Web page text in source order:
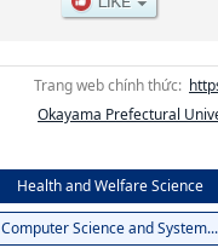
Trang web chính thức:
Okayama Prefectural
Health and Welfare Science
Computer Science and System...